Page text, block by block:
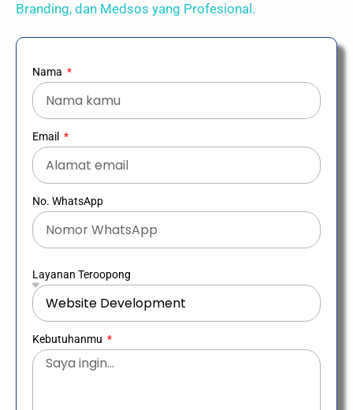
Branding, dan Medsos yang Profesional.
Nama
Email
No. WhatsApp
Layanan Teroopong
Kebutuhanmu